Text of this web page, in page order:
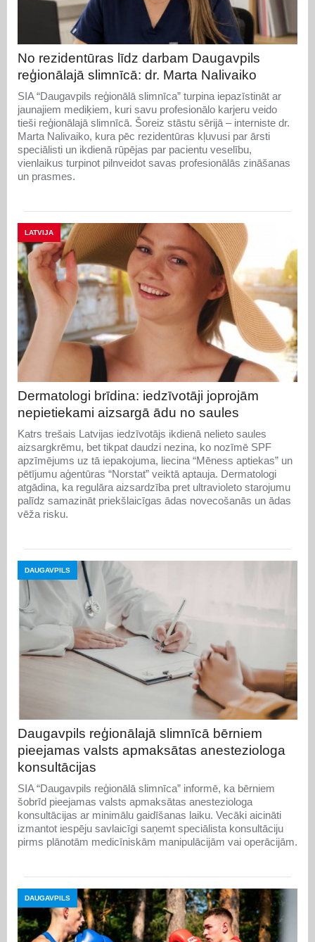
No rezidentūras līdz darbam Daugavpils
reģionālajā slimnīcā: dr. Marta Nalivaiko
SIA “Daugavpils reģionālā slimnīca” turpina iepazīstināt ar
jaunajiem mediķiem, kuri savu profesionālo karjeru veido
tieši reģionālajā slimnīcā. Šoreiz stāstu sērijā – interniste dr.
Marta Nalivaiko, kura pēc rezidentūras kļuvusi par ārsti
speciālisti un ikdienā rūpējas par pacientu veselību,
vienlaikus turpinot pilnveidot savas profesionālās zināšanas
un prasmes.
LATVIJA
Dermatologi brīdina: iedzīvotāji joprojām
nepietiekami aizsargā ādu no saules
Katrs trešais Latvijas iedzīvotājs ikdienā nelieto saules
aizsargkrēmu, bet tikpat daudzi nezina, ko nozīmē SPF
apzīmējums uz tā iepakojuma, liecina “Mēness aptiekas” un
pētījumu aģentūras “Norstat” veiktā aptauja. Dermatologi
atgādina, ka regulāra aizsardzība pret ultravioleto starojumu
palīdz samazināt priekšlaicīgas ādas novecošanās un ādas
vēža risku.
DAUGAVPILS
Daugavpils reģionālajā slimnīcā bērniem
pieejamas valsts apmaksātas anesteziologa
konsultācijas
SIA “Daugavpils reģionālā slimnīca” informē, ka bērniem
šobrīd pieejamas valsts apmaksātas anesteziologa
konsultācijas ar minimālu gaidīšanas laiku. Vecāki aicināti
izmantot iespēju savlaicīgi saņemt speciālista konsultāciju
pirms plānotām medicīniskām manipulācijām vai operācijām.
DAUGAVPILS